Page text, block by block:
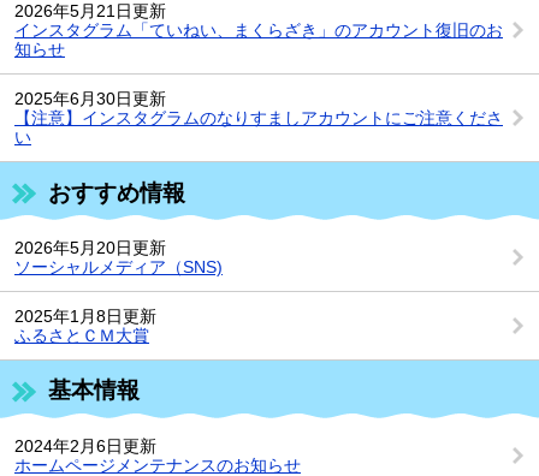
2026年5月21日更新
インスタグラム「ていねい、まくらざき」のアカウント復旧のお
知らせ
2025年6月30日更新
【注意】インスタグラムのなりすましアカウントにご注意くださ
い
おすすめ情報
2026年5月20日更新
ソーシャルメディア（SNS)
2025年1月8日更新
ふるさとＣＭ大賞
基本情報
2024年2月6日更新
ホームページメンテナンスのお知らせ